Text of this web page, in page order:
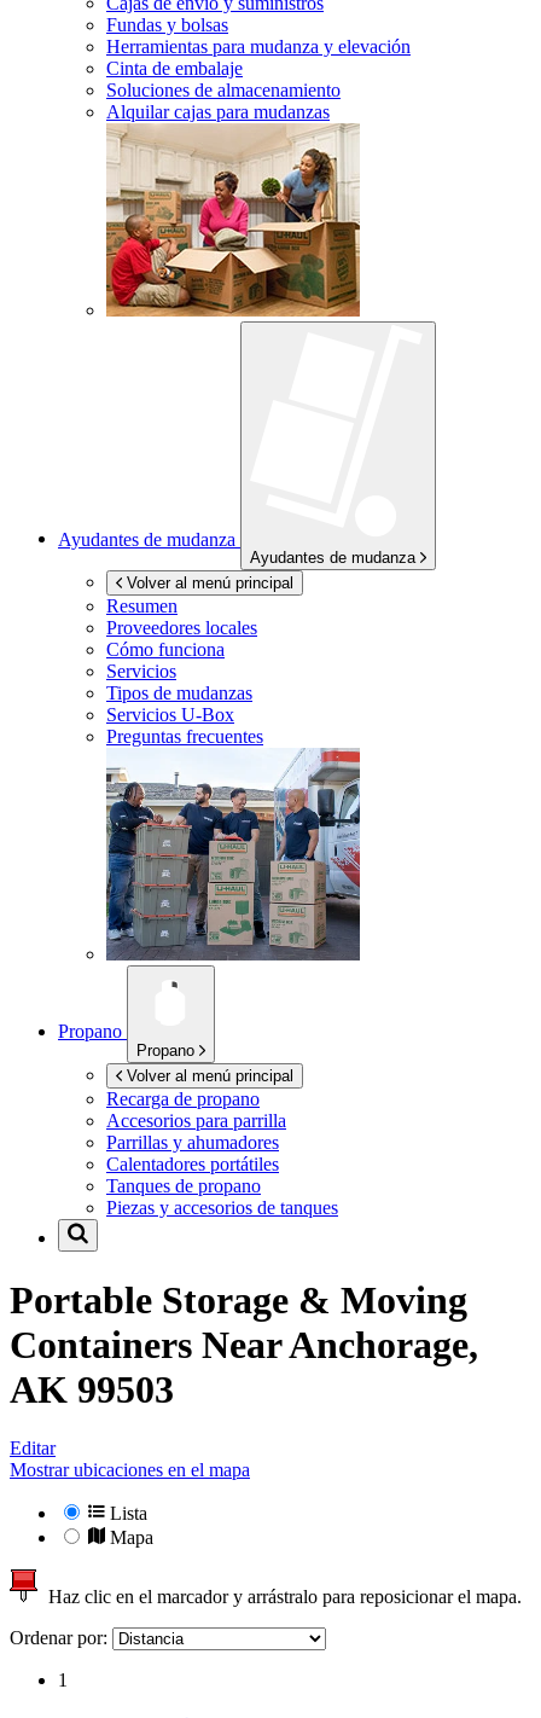
Fundas y bolsas
Herramientas para mudanza y elevación
Cinta de embalaje
Soluciones de almacenamiento
Alquilar cajas para mudanzas
Ayudantes de mudanza
Ayudantes de mudanza
Volver al menú principal
Resumen
Proveedores locales
Cómo funciona
Servicios
Tipos de mudanzas
Servicios U-Box
Preguntas frecuentes
Propano
Propano
Volver al menú principal
Recarga de propano
Accesorios para parrilla
Parrillas y ahumadores
Calentadores portátiles
Tanques de propano
Piezas y accesorios de tanques
Portable Storage & Moving
Containers NearAnchorage,
AK 99503
Editar
Mostrar ubicaciones en el mapa
Lista
Mapa
Haz clic en el marcador y arrástralo para reposicionar el mapa.
Ordenar por:
1